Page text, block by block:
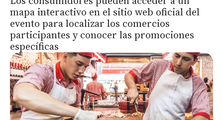
mapa interactivo en el sitio web oficial del
evento para localizar los comercios
participantes y conocer las promociones
específicas